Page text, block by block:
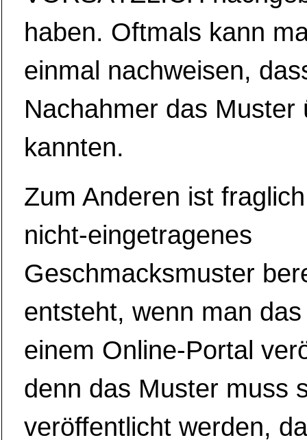
haben. Oftmals kann
einmal nachweisen,
Nachahmer das Muster
kannten.
Zum Anderen ist
nicht-eingetragenes
Geschmacksmuster
entsteht, wenn man
einem Online-Portal
denn das Muster muss
veröffentlicht werden,